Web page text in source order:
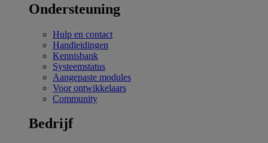
Ondersteuning
Hulp en contact
Handleidingen
Kennisbank
Systeemstatus
Aangepaste modules
Voor ontwikkelaars
Community
Bedrijf